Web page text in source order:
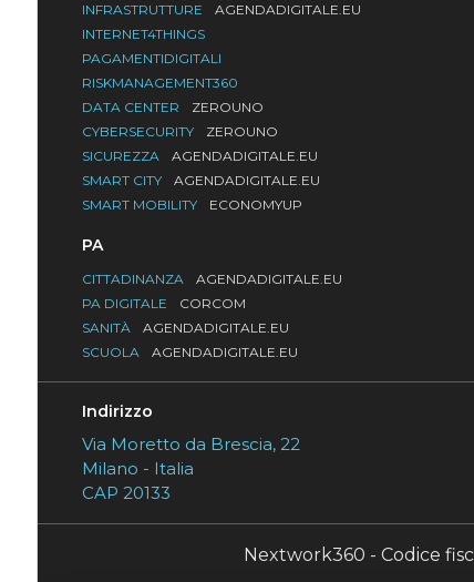
INFRASTRUTTURE
AGENDADIGITALE.EU
INTERNET4THINGS
PAGAMENTIDIGITALI
RISKMANAGEMENT360
DATA CENTER
ZEROUNO
CYBERSECURITY
ZEROUNO
SICUREZZA
AGENDADIGITALE.EU
SMART CITY
AGENDADIGITALE.EU
SMART MOBILITY
ECONOMYUP
PA
CITTADINANZA
AGENDADIGITALE.EU
PA DIGITALE
CORCOM
SANITÀ
AGENDADIGITALE.EU
SCUOLA
AGENDADIGITALE.EU
Indirizzo
Via Moretto da Brescia, 22
Milano - Italia
CAP 20133
Nextwork360 - Codice